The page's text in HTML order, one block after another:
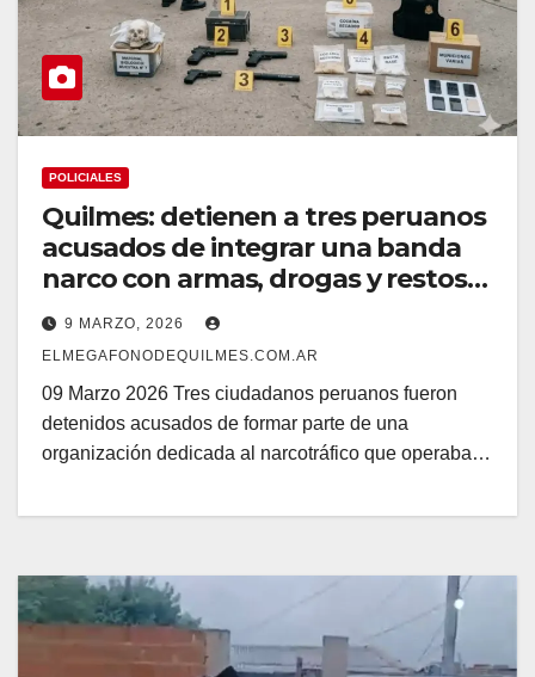
POLICIALES
Quilmes: detienen a tres peruanos
acusados de integrar una banda
narco con armas, drogas y restos
humanos
9 MARZO, 2026
ELMEGAFONODEQUILMES.COM.AR
09 Marzo 2026 Tres ciudadanos peruanos fueron
detenidos acusados de formar parte de una
organización dedicada al narcotráfico que operaba…